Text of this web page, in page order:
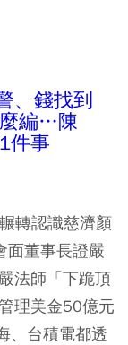
、錢找到
編…陳
件事
轉認識慈濟顏
面董事長證嚴
法師「下跪頂
理美金50億元
、台積電都透